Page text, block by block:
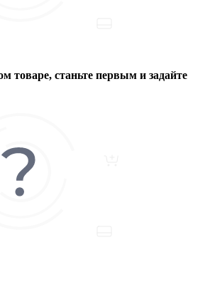
товаре, станьте первым и задайте